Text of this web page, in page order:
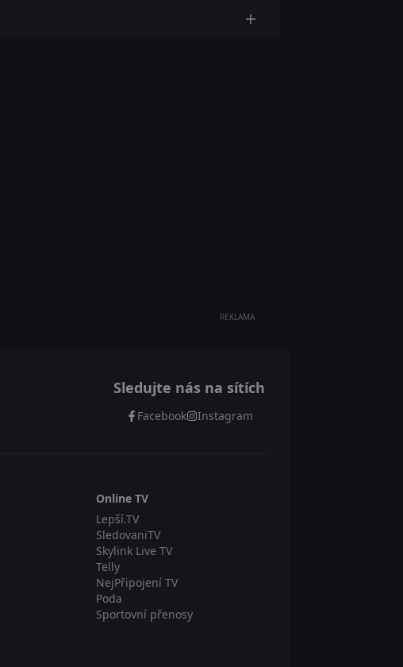
REKLAMA
Sledujte nás na sítích
Facebook Instagram
Online TV
Lepší.TV
SledovaniTV
Skylink Live TV
Telly
NejPřipojení TV
Poda
Sportovní přenosy